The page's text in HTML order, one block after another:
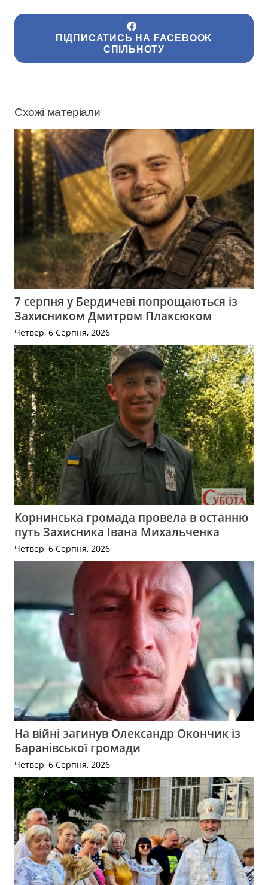
ПІДПИСАТИСЬ НА FACEBOOK
СПІЛЬНОТУ
Схожі матеріали
7 серпня у Бердичеві попрощаються із
Захисником Дмитром Плаксюком
Четвер, 6 Серпня, 2026
Корнинська громада провела в останню
путь Захисника Івана Михальченка
Четвер, 6 Серпня, 2026
На війні загинув Олександр Окончик із
Баранівської громади
Четвер, 6 Серпня, 2026